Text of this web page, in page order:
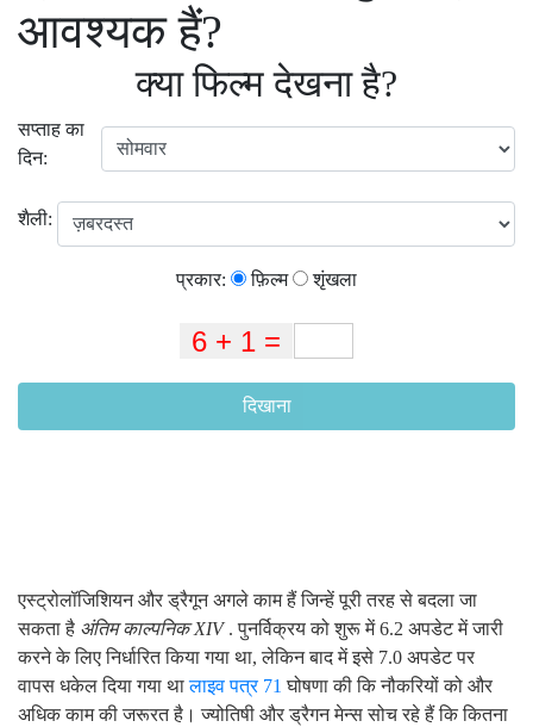
आवश्यक हैं?
क्या फिल्म देखना है?
सप्ताह का
दिन:
शैली:
प्रकार: फ़िल्म शृंखला
दिखाना
एस्ट्रोलॉजिशियन और ड्रैगून अगले काम हैं जिन्हें पूरी तरह से बदला जा
सकता है अंतिम काल्पनिक XIV. पुनर्विक्रय को शुरू में 6.2 अपडेट में जारी
करने के लिए निर्धारित किया गया था, लेकिन बाद में इसे 7.0 अपडेट पर
वापस धकेल दिया गया थालाइव पत्र 71 घोषणा की कि नौकरियों को और
अधिक काम की जरूरत है। ज्योतिषी और ड्रैगन मेन्स सोच रहे हैं कि कितना